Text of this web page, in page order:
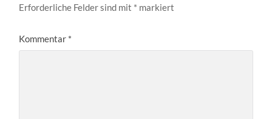
Erforderliche Felder sind mit * markiert
Kommentar *